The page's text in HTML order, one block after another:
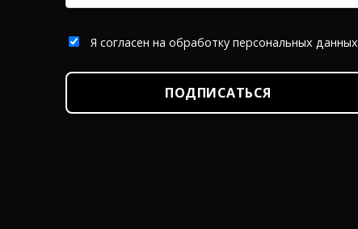
Я согласен на обработку персональных данных
ПОДПИСАТЬСЯ